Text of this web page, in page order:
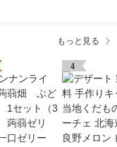
もっと見る
4